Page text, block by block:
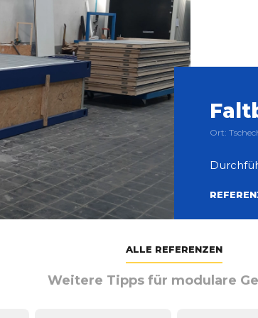
Ort:
ALLE REFERENZEN
Weitere Tipps für modulare